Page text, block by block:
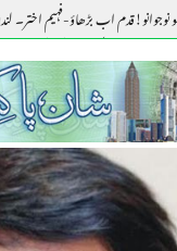
اب بڑھاؤ-فہیم اختر۔
۔،۔ فرینکفرٹ کے مرکزی